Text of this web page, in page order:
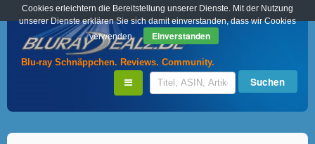
Blu-ray Schnäppchen. Reviews. Community.
Cookies erleichtern die Bereitstellung unserer Dienste. Mit der Nutzung
unserer Dienste erklären Sie sich damit einverstanden, dass wir Cookies
verwenden.
Einverstanden